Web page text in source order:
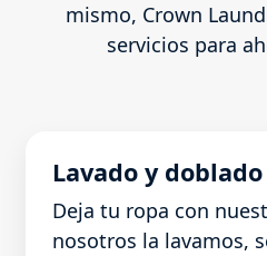
mismo, Crown
servicios para
Lavado y doblado
Deja tu ropa con
nosotros la lavamos,